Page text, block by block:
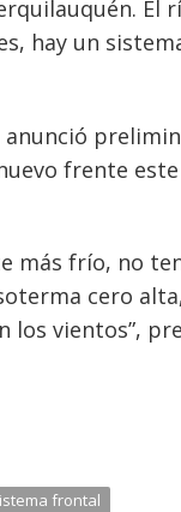
El
hay un
anunció
frente
más frío, no
cero
los vientos”,
frontal